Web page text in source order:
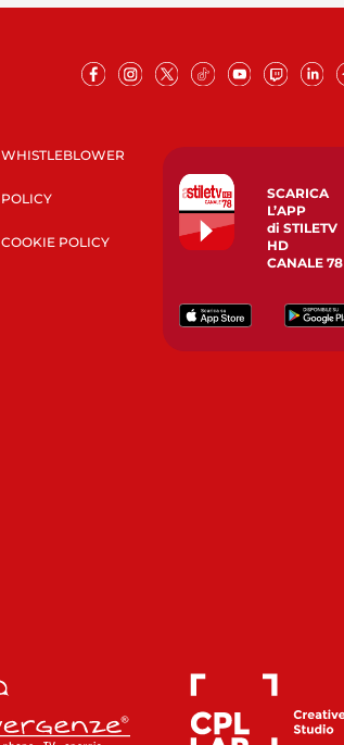
WHISTLEBLOWER
POLICY
COOKIE POLICY
SCARICA
L’APP
di STILETV
HD
CANALE 78